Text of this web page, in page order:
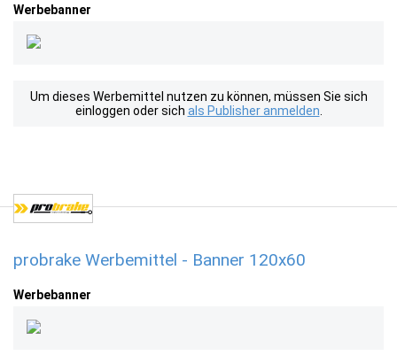
Werbebanner
Um dieses Werbemittel nutzen zu können, müssen Sie sich
einloggen oder sich als Publisher anmelden
probrake Werbemittel - Banner 120x60
Werbebanner